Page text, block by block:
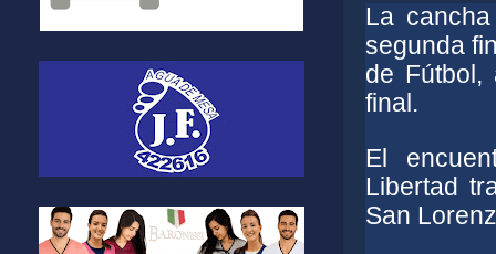
La
segunda
de
final.
El
Libertad
San